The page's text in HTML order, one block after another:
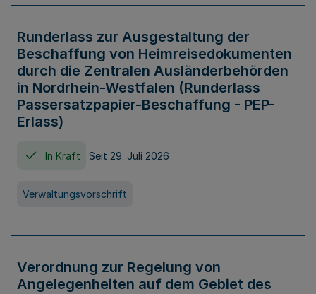
Runderlass zur Ausgestaltung der
Beschaffung von Heimreisedokumenten
durch die Zentralen Ausländerbehörden
in Nordrhein-Westfalen (Runderlass
Passersatzpapier-Beschaffung - PEP-
Erlass)
In Kraft Seit 29. Juli 2026
Verwaltungsvorschrift
Verordnung zur Regelung von
Angelegenheiten auf dem Gebiet des